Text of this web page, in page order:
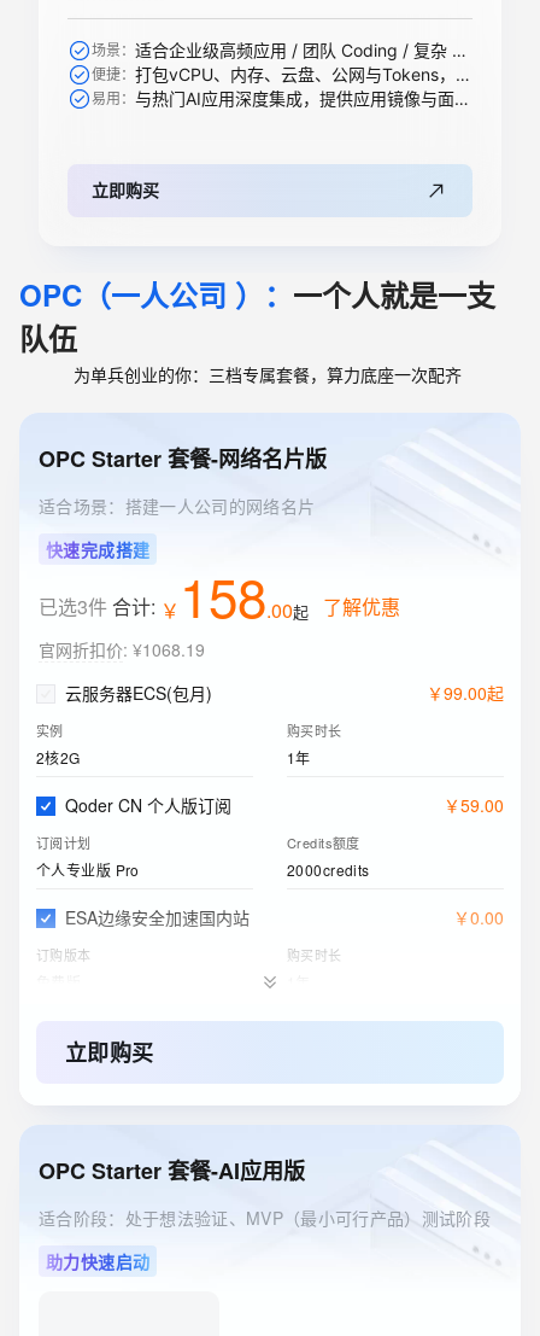
场景： 适合企业级高频应用 / 团队 Coding / 复杂 Agent / 大规模 RAG 引擎等
便捷： 打包vCPU、内存、云盘、公网与Tokens，一步到位
易用： 与热门AI应用深度集成，提供应用镜像与面板，开箱即用
立即购买
OPC（一人公司 ）： 一个人就是一支
队伍
为单兵创业的你：三档专属套餐，算力底座一次配齐
OPC Starter 套餐-网络名片版
适合场景：搭建一人公司的网络名片
快速完成搭建
已选3件合计: ￥ 158.00起 了解优惠
官网折扣价: ¥1068.19
云服务器ECS(包月)
￥99.00起
实例
2核2G
购买时长
1年
Qoder CN 个人版订阅 ￥59.00
订阅计划
个人专业版 Pro
Credits额度
2000credits
ESA边缘安全加速国内站 ￥0.00
订购版本 购买时长
立即购买
OPC Starter 套餐-AI应用版
适合阶段：处于想法验证、MVP（最小可行产品）测试阶段
助力快速启动